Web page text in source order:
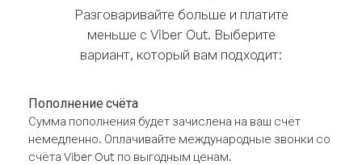
Разговаривайте больше и платите
меньше с Viber Out. Выберите
вариант, который вам подходит:
Пополнение счёта
Сумма пополнения будет зачислена на ваш счёт
немедленно. Оплачивайте международные звонки со
счёта Viber Out по выгодным ценам.